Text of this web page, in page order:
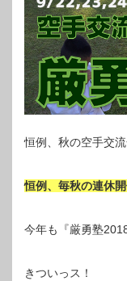
恒例、秋の空手交
恒例、毎秋の連休
今年も『厳勇塾
きついっス！